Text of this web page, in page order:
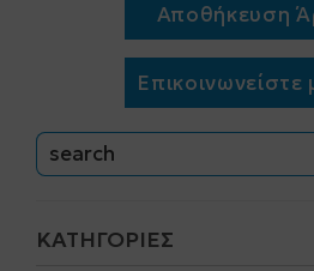
Αποθήκευση
Επικοινωνείστε
ΚΑΤΗΓΟΡΊΕΣ